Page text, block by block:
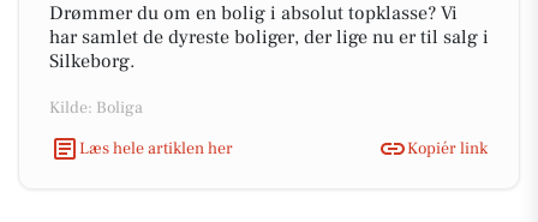
Drømmer du om en bolig i absolut topklasse? Vi
har samlet de dyreste boliger, der lige nu er til salg i
Silkeborg.
Kilde: Boliga
Læs hele artiklen her
Kopiér link